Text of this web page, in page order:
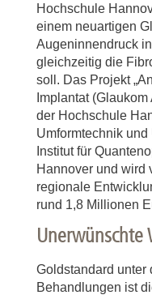
Hochschule
einem neuartigen
Augeninnendruck
gleichzeitig die
soll. Das Projekt
Implantat
der Hochschule
Umformtechnik
Institut für
Hannover und wird
regionale
rund 1,8 Millionen
Unerwünschte
Goldstandard unter
Behandlungen ist